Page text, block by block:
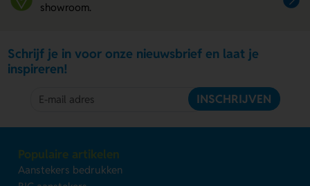
showroom.
Schrijf je in voor onze nieuwsbrief en laat je
inspireren!
INSCHRIJVEN
Populaire artikelen
Aanstekers bedrukken